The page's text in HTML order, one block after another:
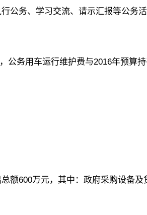
公务、学习交流、请示汇报等公务
公务用车运行维护费与2016年预
额600万元，其中：政府采购设备及